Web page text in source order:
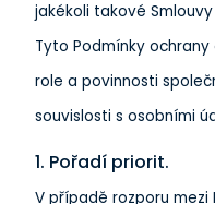
jakékoli takové
Tyto Podmínky
role a povinnosti
souvislosti s osobními
1. Pořadí priorit.
V případě rozporu mezi